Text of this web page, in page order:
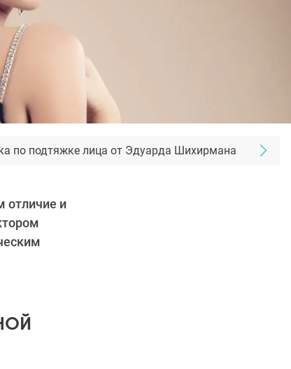
по подтяжке лица от Эдуарда Шихирмана
отличие и